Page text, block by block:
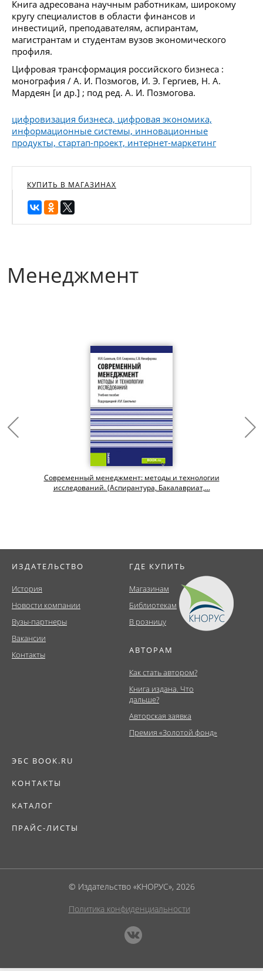
Книга адресована научным работникам, широкому
кругу специалистов в области финансов и
инвестиций, преподавателям, аспирантам,
магистрантам и студентам вузов экономического
профиля.
Цифровая трансформация российского бизнеса :
монография / А. И. Позмогов, И. Э. Гергиев, Н. А.
Мардеян [и др.] ; под ред. А. И. Позмогова.
цифровизация бизнеса, цифровая экономика,
информационные системы, инновационные
продукты, стартап-проект, интернет-маркетинг
КУПИТЬ В МАГАЗИНАХ
Менеджмент
Современный менеджмент: методы и технологии
исследований. (Аспирантура, Бакалавриат,...
ИЗДАТЕЛЬСТВО
История
Новости компании
Вузы-партнеры
Вакансии
Контакты
ГДЕ КУПИТЬ
Магазинам
Библиотекам
В розницу
АВТОРАМ
Как стать автором?
Книга издана. Что
дальше?
Авторская заявка
Премия «Золотой фонд»
ЭБС BOOK.RU
КОНТАКТЫ
КАТАЛОГ
ПРАЙС-ЛИСТЫ
© Издательство «КНОРУС», 2026
Политика конфиденциальности